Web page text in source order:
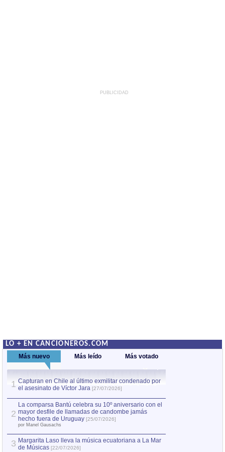
PUBLICIDAD
LO + EN CANCIONEROS.COM
Más nuevo Más leído Más votado
1 Capturan en Chile al último exmilitar condenado por
el asesinato de Víctor Jara [27/07/2026]
2
La comparsa Bantú celebra su 10º aniversario con el
mayor desfile de llamadas de candombe jamás
hecho fuera de Uruguay [25/07/2026]
por Manel Gausachs
3 Margarita Laso lleva la música ecuatoriana a La Mar
de Músicas [22/07/2026]